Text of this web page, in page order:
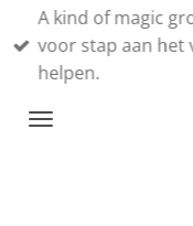
direct
naar
A kind of magic
voor stap aan het
helpen.